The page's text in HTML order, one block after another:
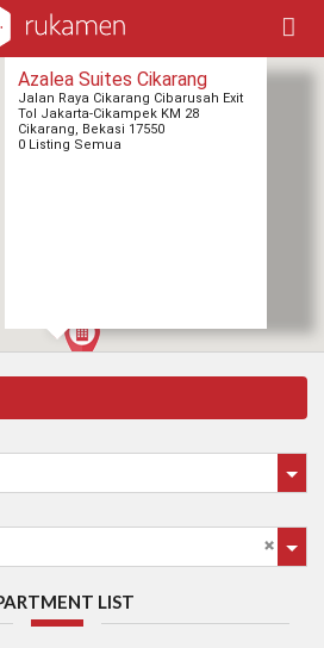
Azalea Suites Cikarang
Jalan Raya Cikarang Cibarusah Exit
Tol Jakarta-Cikampek KM 28
Cikarang, Bekasi 17550
0 Listing Semua
LIST